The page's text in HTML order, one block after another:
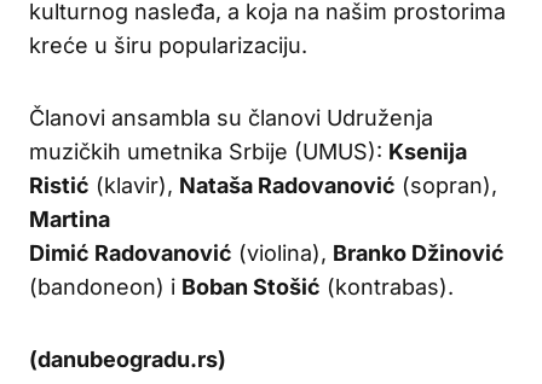
kulturnog nasleđa, a koja na našim prostorima
kreće u širu popularizaciju.
Članovi ansambla su članovi Udruženja
muzičkih umetnika Srbije (UMUS): Ksenija
Ristić (klavir), Nataša Radovanović (sopran),
Martina
Dimić Radovanović (violina), Branko Džinović
(bandoneon) i Boban Stošić (kontrabas).
(danubeogradu.rs)